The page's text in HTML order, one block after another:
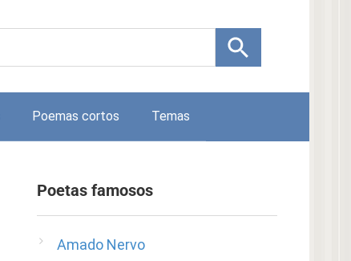
Poemas cortos Temas
Poetas famosos
Amado Nervo